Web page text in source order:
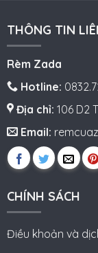
THÔNG TIN
Rèm Zada
Hotline:
Địa chỉ: 106 D2
Email:
CHÍNH SÁCH
Điều khoản và